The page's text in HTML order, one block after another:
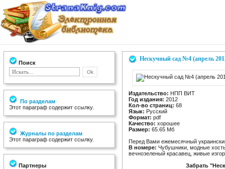
Поиск
По разделам
Этот параграф содержит ссылку.
Журналы по разделам
Этот параграф содержит ссылку.
Партнеры
Нескучный сад №4 (апрель
Издательство: НПП ВИТ
Год издания: 2012
Кол-во страниц: 68
Язык: Русский
Формат: pdf
Качество: хорошее
Размер: 65.65 Мб
Перед Вами ежемесячный
В номере: Чубушники, модные
вечнозеленый красавец, живые
Забрать